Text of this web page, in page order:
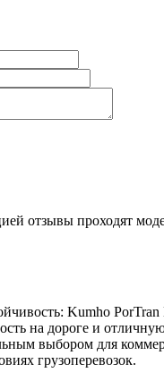
отзывы проходят
Kumho
на дороге и
выбором для
грузоперевозок.